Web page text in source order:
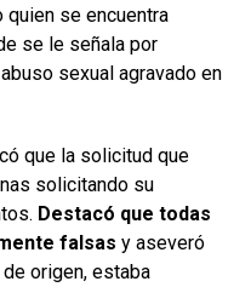
quien se encuentra
se le señala por
sexual agravado en
que la solicitud que
solicitando su
Destacó que todas
falsas y aseveró
origen, estaba